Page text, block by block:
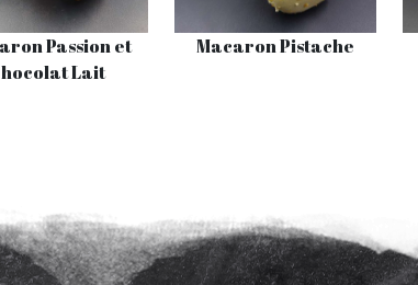
Passion et
Lait
Macaron Pistache